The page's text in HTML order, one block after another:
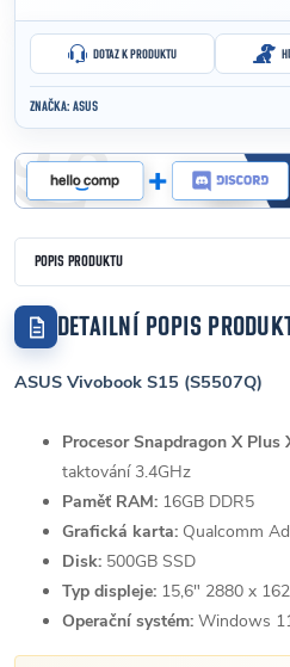
DOTAZ K PRODUKTU
ZNAČKA: ASUS
POPIS PRODUKTU
DETAILNÍ POPIS
ASUS Vivobook S15 (S5507Q)
Procesor Snapdragon X Plus
taktování 3.4GHz
Paměť RAM: 16GB DDR5
Grafická karta: Qualcomm
Disk: 500GB SSD
Typ displeje: 15,6" 2880 x
Operační systém: Windows